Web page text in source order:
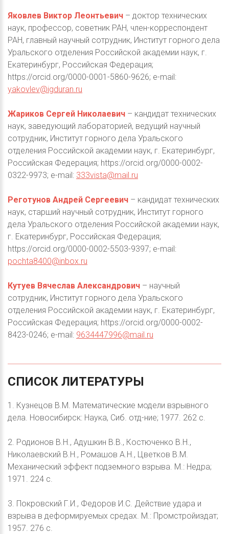
Яковлев Виктор Леонтьевич – доктор технических
наук, профессор, советник РАН, член-корреспондент
РАН, главный научный сотрудник, Институт горного дела
Уральского отделения Российской академии наук, г.
Екатеринбург, Российская Федерация;
https://orcid.org/0000-0001-5860-9626; e-mail:
yakovlev@igduran.ru
Жариков Сергей Николаевич – кандидат технических
наук, заведующий лабораторией, ведущий научный
сотрудник, Институт горного дела Уральского
отделения Российской академии наук, г. Екатеринбург,
Российская Федерация; https://orcid.org/0000-0002-
0322-9973; е-mail: 333vista@mail.ru
Реготунов Андрей Сергеевич – кандидат технических
наук, старший научный сотрудник, Институт горного
дела Уральского отделения Российской академии наук,
г. Екатеринбург, Российская Федерация;
https://orcid.org/0000-0002-5503-9397; е-mail:
pochta8400@inbox.ru
Кутуев Вячеслав Александрович – научный
сотрудник, Институт горного дела Уральского
отделения Российской академии наук, г. Екатеринбург,
Российская Федерация; https://orcid.org/0000-0002-
8423-0246; е-mail: 9634447996@mail.ru
СПИСОК ЛИТЕРАТУРЫ
1. Кузнецов В.М. Математические модели взрывного
дела. Новосибирск: Наука, Сиб. отд-ние; 1977. 262 с.
2. Родионов В.Н., Адушкин В.В., Костюченко В.Н.,
Николаевский В.Н., Ромашов А.Н., Цветков В.М.
Механический эффект подземного взрыва. М.: Недра;
1971. 224 с.
3. Покровский Г.И., Федоров И.С. Действие удара и
взрыва в деформируемых средах. М.: Промстройиздат;
1957. 276 с.